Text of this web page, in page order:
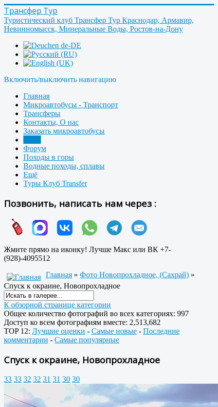
Трансфер Тур
Туристический клуб Трансфер Тур Краснодар, Армавир,
Невинномысск, Минеральные Воды, Ростов-на-Дону
Включить/выключить навигацию
Главная
Микроавтобусы - Транспорт
Трансферы
Контакты, О нас
Заказать микроавтобусы
Форум
Походы в горы
Водные походы, сплавы
Ещё
Туры Клуб Transfer
Позвонить, написать нам через :
Жмите прямо на иконку! Лучше Макс или ВК +7-
(928)-4095512
Главная » Фото Новопрохладное, (Сахрай) »
Спуск к окраине, Новопрохладное
К обзорной странице категории
Общее количество фотографий во всех категориях: 997
Доступ ко всем фотографиям вместе: 2,513,682
TOP 12: Лучшие оценки - Самые новые - Последние
комментарии - Самые популярные
Спуск к окраине, Новопрохладное
33 33 32 32 31 31 30 30